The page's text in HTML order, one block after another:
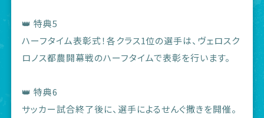
👑 特典5
ハーフタイム表彰式！各クラス1位の選手は、ヴェロスク
ロノス都農開幕戦のハーフタイムで表彰を行います。
👑 特典6
サッカー試合終了後に、選手によるせんぐ撒きを開催。